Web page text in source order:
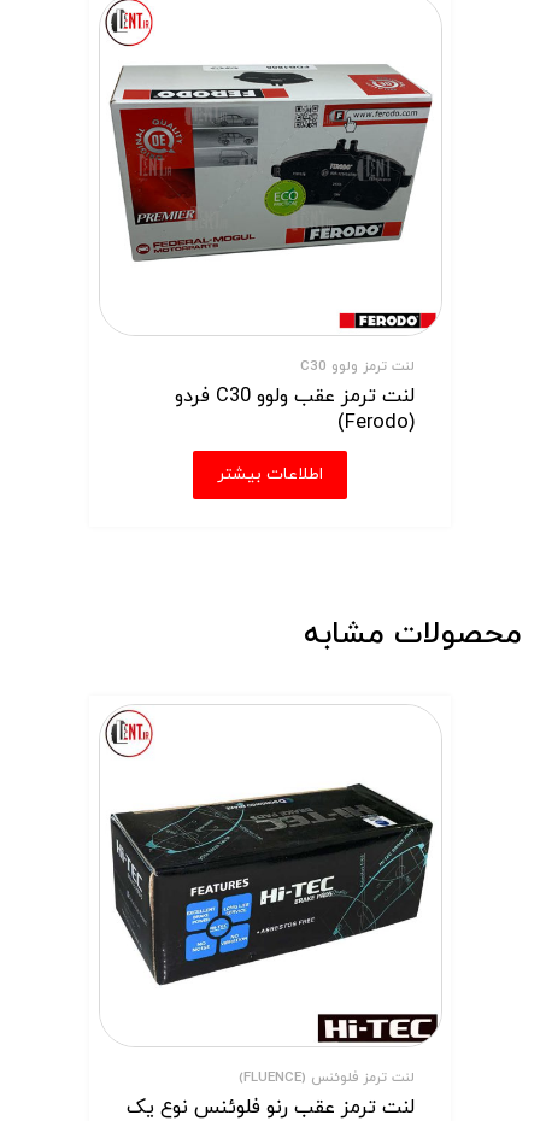
لنت ترمز ولوو C30
لنت ترمز عقب ولوو C30 فردو
(Ferodo)
اطلاعات بیشتر
محصولات مشابه
لنت ترمز فلوئنس (FLUENCE)
لنت ترمز عقب رنو فلوئنس نوع یک